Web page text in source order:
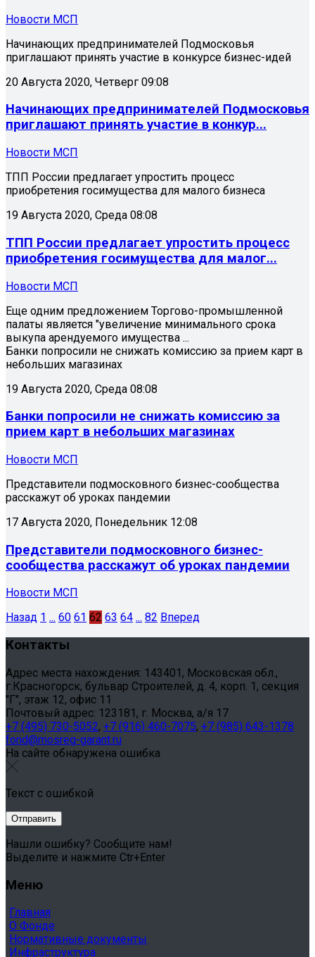
Новости МСП
Начинающих предпринимателей Подмосковья
приглашают принять участие в конкурсе бизнес-идей
20 Августа 2020, Четверг 09:08
Начинающих предпринимателей Подмосковья
приглашают принять участие в конкур...
Новости МСП
ТПП России предлагает упростить процесс
приобретения госимущества для малого бизнеса
19 Августа 2020, Среда 08:08
ТПП России предлагает упростить процесс
приобретения госимущества для малог...
Новости МСП
Еще одним предложением Торгово-промышленной
палаты является "увеличение минимального срока
выкупа арендуемого имущества ...
Банки попросили не снижать комиссию за прием карт в
небольших магазинах
19 Августа 2020, Среда 08:08
Банки попросили не снижать комиссию за
прием карт в небольших магазинах
Новости МСП
Представители подмосковного бизнес-сообщества
расскажут об уроках пандемии
17 Августа 2020, Понедельник 12:08
Представители подмосковного бизнес-
сообщества расскажут об уроках пандемии
Новости МСП
Назад 1 ... 60 61 62 63 64 ... 82 Вперед
Контакты
Адрес места нахождения: 143401, Московская обл.,
г.Красногорск, бульвар Строителей, д. 4, корп. 1, секция
"Г", этаж 12, офис 11
Почтовый адрес: 123181, г. Москва, а/я 17
+7 (495) 730-5052, +7 (916) 460-7075, +7 (985) 643-1378
fond@mosreg-garant.ru
На сайте обнаружена ошибка
Текст с ошибкой
Нашли ошибку? Сообщите нам!
Выделите и нажмите Ctr+Enter
Меню
Главная
О Фонде
Нормативные документы
Инфраструктура